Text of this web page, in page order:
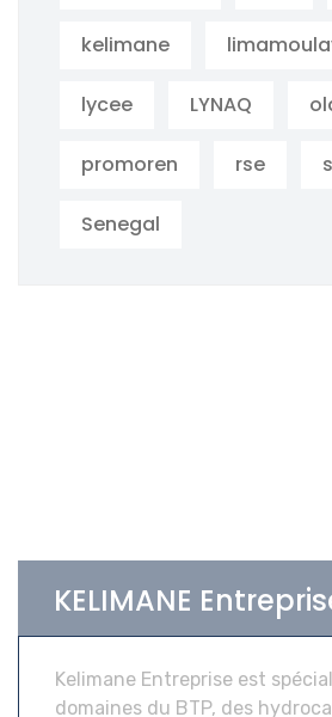
kelimane
lycee LYNAQ
promoren rse
Senegal
KELIMANE
Kelimane Entreprise est
domaines du BTP, des